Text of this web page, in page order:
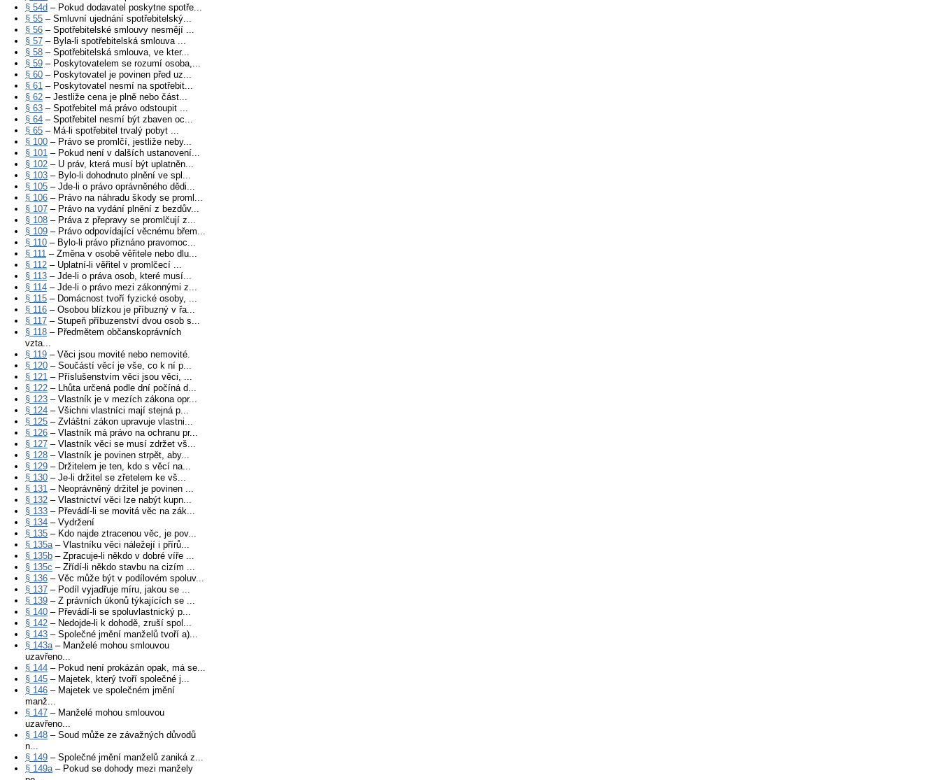
§ 54d – Pokud dodavatel poskytne spotře...
§ 55 – Smluvní ujednání spotřebitelský...
§ 56 – Spotřebitelské smlouvy nesmějí ...
§ 57 – Byla-li spotřebitelská smlouva ...
§ 58 – Spotřebitelská smlouva, ve kter...
§ 59 – Poskytovatelem se rozumí osoba,...
§ 60 – Poskytovatel je povinen před uz...
§ 61 – Poskytovatel nesmí na spotřebit...
§ 62 – Jestliže cena je plně nebo část...
§ 63 – Spotřebitel má právo odstoupit ...
§ 64 – Spotřebitel nesmí být zbaven oc...
§ 65 – Má-li spotřebitel trvalý pobyt ...
§ 100 – Právo se promlčí, jestliže neby...
§ 101 – Pokud není v dalších ustanovení...
§ 102 – U práv, která musí být uplatněn...
§ 103 – Bylo-li dohodnuto plnění ve spl...
§ 105 – Jde-li o právo oprávněného dědi...
§ 106 – Právo na náhradu škody se proml...
§ 107 – Právo na vydání plnění z bezdův...
§ 108 – Práva z přepravy se promlčují z...
§ 109 – Právo odpovídající věcnému břem...
§ 110 – Bylo-li právo přiznáno pravomoc...
§ 111 – Změna v osobě věřitele nebo dlu...
§ 112 – Uplatní-li věřitel v promlčecí ...
§ 113 – Jde-li o práva osob, které musí...
§ 114 – Jde-li o právo mezi zákonnými z...
§ 115 – Domácnost tvoří fyzické osoby, ...
§ 116 – Osobou blízkou je příbuzný v řa...
§ 117 – Stupeň příbuzenství dvou osob s...
§ 118 – Předmětem občanskoprávních
vzta...
§ 119 – Věci jsou movité nebo nemovité.
§ 120 – Součástí věcí je vše, co k ní p...
§ 121 – Příslušenstvím věci jsou věci, ...
§ 122 – Lhůta určená podle dní počíná d...
§ 123 – Vlastník je v mezích zákona opr...
§ 124 – Všichni vlastníci mají stejná p...
§ 125 – Zvláštní zákon upravuje vlastni...
§ 126 – Vlastník má právo na ochranu pr...
§ 127 – Vlastník věci se musí zdržet vš...
§ 128 – Vlastník je povinen strpět, aby...
§ 129 – Držitelem je ten, kdo s věcí na...
§ 130 – Je-li držitel se zřetelem ke vš...
§ 131 – Neoprávněný držitel je povinen ...
§ 132 – Vlastnictví věci lze nabýt kupn...
§ 133 – Převádí-li se movitá věc na zák...
§ 134 – Vydržení
§ 135 – Kdo najde ztracenou věc, je pov...
§ 135a– Vlastníku věci náležejí i přírů...
§ 135b – Zpracuje-li někdo v dobré víře ...
§ 135c – Zřídí-li někdo stavbu na cizím ...
§ 136 – Věc může být v podílovém spoluv...
§ 137 – Podíl vyjadřuje míru, jakou se ...
§ 139 – Z právních úkonů týkajících se ...
§ 140 – Převádí-li se spoluvlastnický p...
§ 142 – Nedojde-li k dohodě, zruší spol...
§ 143 – Společné jmění manželů tvoří a)...
§ 143a– Manželé mohou smlouvou
uzavřeno...
§ 144 – Pokud není prokázán opak, má se...
§ 145 – Majetek, který tvoří společné j...
§ 146 – Majetek ve společném jmění
manž...
§ 147 – Manželé mohou smlouvou
uzavřeno...
§ 148 – Soud může ze závažných důvodů
n...
§ 149 – Společné jmění manželů zaniká z...
§ 149a– Pokud se dohody mezi manžely